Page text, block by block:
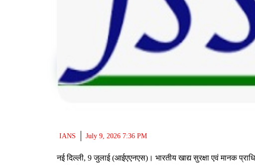
IANS July 9, 2026 7:36 PM
नई दिल्ली, 9 जुलाई (आईएएनएस)। भारतीय खाद्य सुरक्षा एवं मानक